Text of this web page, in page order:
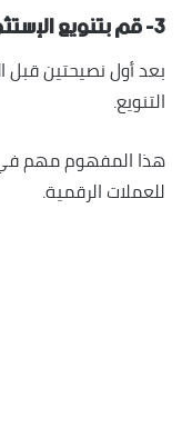
٣- قم بتنويع الإستثمارات الخاصة بك
بعد أول نصيحتين قبل
التنويع.
هذا المفهوم مهم في
للعملات الرقمية.